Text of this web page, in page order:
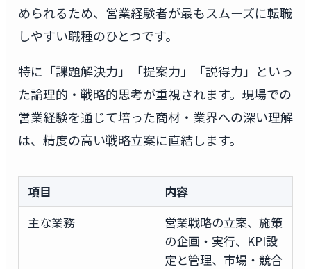
められるため、営業経験者が最もスムーズに転職
しやすい職種のひとつです。
特に「課題解決力」「提案力」「説得力」といっ
た論理的・戦略的思考が重視されます。現場での
営業経験を通じて培った商材・業界への深い理解
は、精度の高い戦略立案に直結します。
項目
内容
主な業務
営業戦略の立案、施策
の企画・実行、KPI設
定と管理、市場・競合